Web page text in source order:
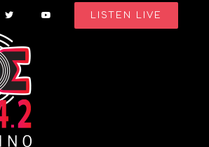
LISTEN LIVE